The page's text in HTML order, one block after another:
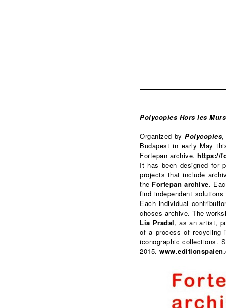
Polycopies Hors les Murs
Organized by Polycopies
Budapest in early May
Fortepan archive. https://
It has been designed for
projects that include
the Fortepan archive.
find independent
Each individual
choses archive. The
Lia Pradal, as an artist,
of a process of recycling
iconographic collections.
2015.